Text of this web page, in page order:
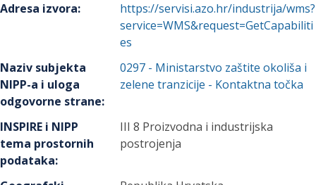
Adresa izvora:
https://servisi.azo.hr/industrija/wms?
service=WMS&request=GetCapabiliti
es
Naziv subjekta
NIPP-a i uloga
odgovorne strane:
0297 - Ministarstvo zaštite okoliša i
zelene tranzicije - Kontaktna točka
INSPIRE i NIPP
tema prostornih
podataka:
III 8 Proizvodna i industrijska
postrojenja